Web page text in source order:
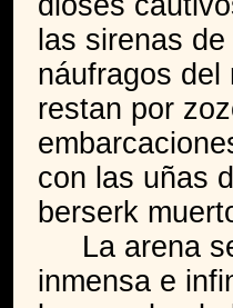
las sirenas
náufragos del
restan por
con las uñas
berserk
La arena
inmensa e